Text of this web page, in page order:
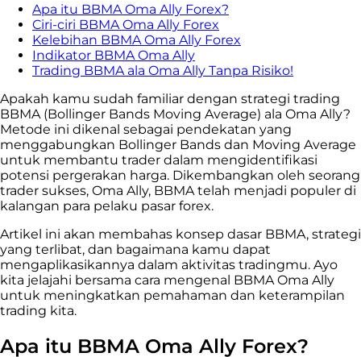
Apa itu BBMA Oma Ally Forex?
Ciri-ciri BBMA Oma Ally Forex
Kelebihan BBMA Oma Ally Forex
Indikator BBMA Oma Ally
Trading BBMA ala Oma Ally Tanpa Risiko!
Apakah kamu sudah familiar dengan strategi trading
BBMA (Bollinger Bands Moving Average) ala Oma Ally?
Metode ini dikenal sebagai pendekatan yang
menggabungkan Bollinger Bands dan Moving Average
untuk membantu trader dalam mengidentifikasi
potensi pergerakan harga. Dikembangkan oleh seorang
trader sukses, Oma Ally, BBMA telah menjadi populer di
kalangan para pelaku pasar forex.
Artikel ini akan membahas konsep dasar BBMA, strategi
yang terlibat, dan bagaimana kamu dapat
mengaplikasikannya dalam aktivitas tradingmu. Ayo
kita jelajahi bersama cara mengenal BBMA Oma Ally
untuk meningkatkan pemahaman dan keterampilan
trading kita.
Apa itu BBMA Oma Ally Forex?